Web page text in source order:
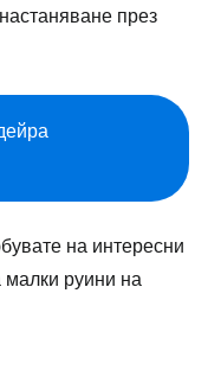
през
на интересни
малки руини на